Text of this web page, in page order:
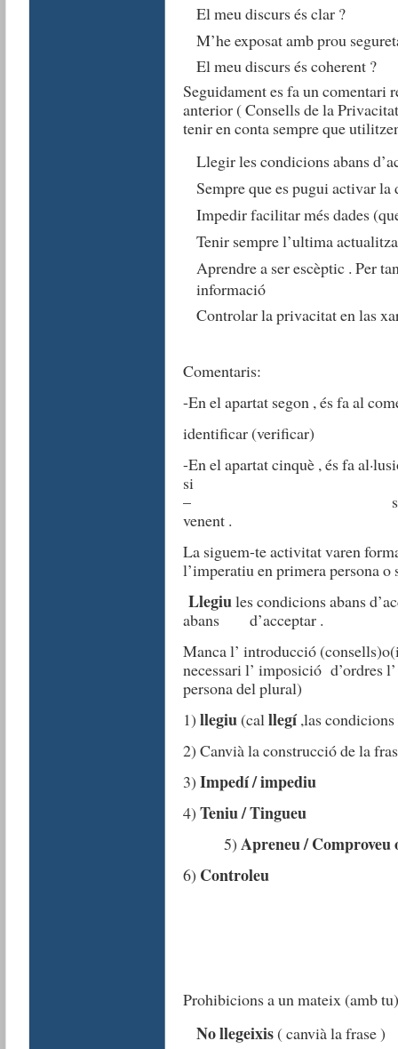
El meu discurs és clar ?
M’he exposat amb prou
El meu discurs és coherent ?
Seguidament es fa un comentari
anterior ( Consells de la
tenir en conta sempre que
Llegir les condicions abans
Sempre que es pugui activar
Impedir facilitar més dades
Tenir sempre l’ultima
Aprendre a ser escèptic . Per
informació
Controlar la privacitat en las
Comentaris:
-En el apartat segon , és fa al
identificar (verificar)
-En el apartat cinquè , és fa
– son gaires
venent .
La siguem-te activitat varen
l’imperatiu en primera persona o
Llegiules condicions abans
abans d’acceptar .
Manca l’ introducció
necessari l’ imposició d’ordres
persona del plural)
1) llegiu(calllegí,las
2) Canvià la construcció de la
3) Impedí / impediu
4) Teniu / Tingueu
5) Apreneu / Comproveu
6) Controleu
Prohibicions a un mateix (amb
No llegeixis ( canvià la frase )